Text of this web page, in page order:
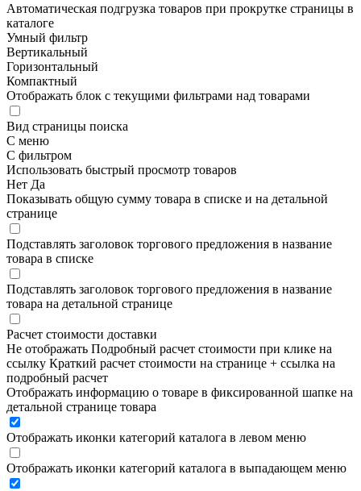
Автоматическая подгрузка товаров при прокрутке страницы в
каталоге
Умный фильтр
Вертикальный
Горизонтальный
Компактный
Отображать блок с текущими фильтрами над товарами
Вид страницы поиска
С меню
С фильтром
Использовать быстрый просмотр товаров
Нет Да
Показывать общую сумму товара в списке и на детальной
странице
Подставлять заголовок торгового предложения в название
товара в списке
Подставлять заголовок торгового предложения в название
товара на детальной странице
Расчет стоимости доставки
Не отображать Подробный расчет стоимости при клике на
ссылку Краткий расчет стоимости на странице + ссылка на
подробный расчет
Отображать информацию о товаре в фиксированной шапке на
детальной странице товара
Отображать иконки категорий каталога в левом меню
Отображать иконки категорий каталога в выпадающем меню